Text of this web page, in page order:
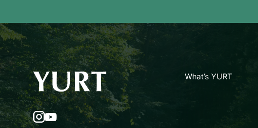
What’s YURT